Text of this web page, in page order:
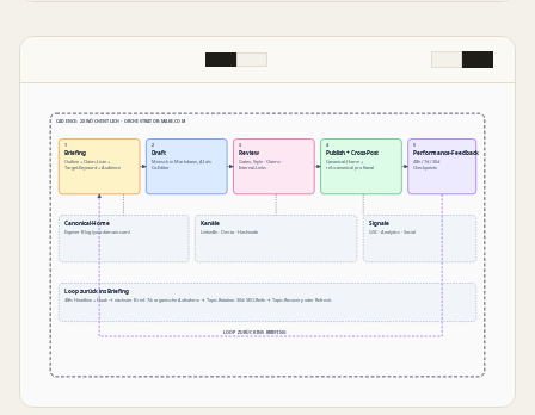
CADENCE: 2X WÖCHENTLICH · ORCHESTRATOR: MAKE.COM
1
Briefing
Outline + Claim-Liste +
Target-Keyword + Audience
2
Draft
Mensch in Markdown, AI als
Co-Editor
3
Review
Gates: Style · Claims ·
Internal-Links
4
Publish + Cross-Post
Canonical-Home +
rel=canonical pro Kanal
5
Performance-Feedback
48h / 7d / 30d
Checkpoints
Canonical-Home
Eigener Blog (yourdomain.com)
Kanäle
LinkedIn · Dev.to · Hashnode
Signale
GSC · Analytics · Social
Loop zurück ins Briefing
48h: Headline + Hook → nächster Brief. 7d: organische Aufnahme → Topic-Rotation. 30d: SEO-Reife → Topic-Recovery oder Refresh.
LOOP ZURÜCK INS BRIEFING